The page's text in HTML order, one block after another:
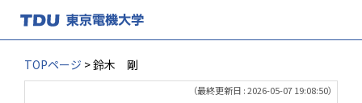
TOPページ > 鈴木 剛
（最終更新日 : 2026-05-07 19:08:50）